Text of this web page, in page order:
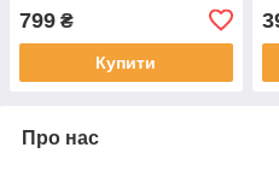
799 ₴
Купити
Про нас